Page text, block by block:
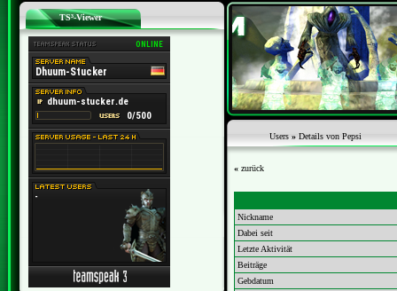
TS³-Viewer
Users » Details von Pepsi
« zurück
Nickname
Dabei seit
Letzte Aktivität
Beiträge
Gebdatum